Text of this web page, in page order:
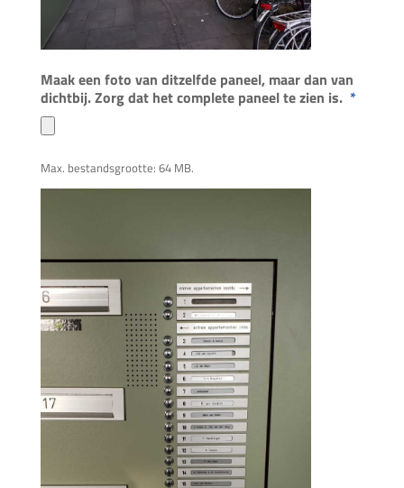
Maak een foto van ditzelfde paneel, maar dan van
dichtbij. Zorg dat het complete paneel te zien is. *
Max. bestandsgrootte: 64 MB.